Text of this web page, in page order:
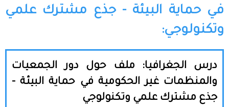
في حماية البيئة - جذع مشترك علمي
وتكنولوجي:
درس الجغرافيا: ملف حول دور الجمعيات
والمنظمات غير الحكومية في حماية البيئة -
جذع مشترك علمي وتكنولوجي